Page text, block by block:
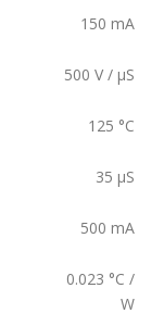
150 mA
500 V / µS
125 °C
35 µS
500 mA
0.023 °C /
W